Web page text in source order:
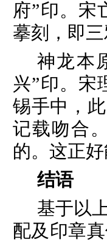
府”印。宋
摹刻，即
神龙本
兴”印。宋
锡手中，
记载吻合
的。这正
结语
基于以
配及印章